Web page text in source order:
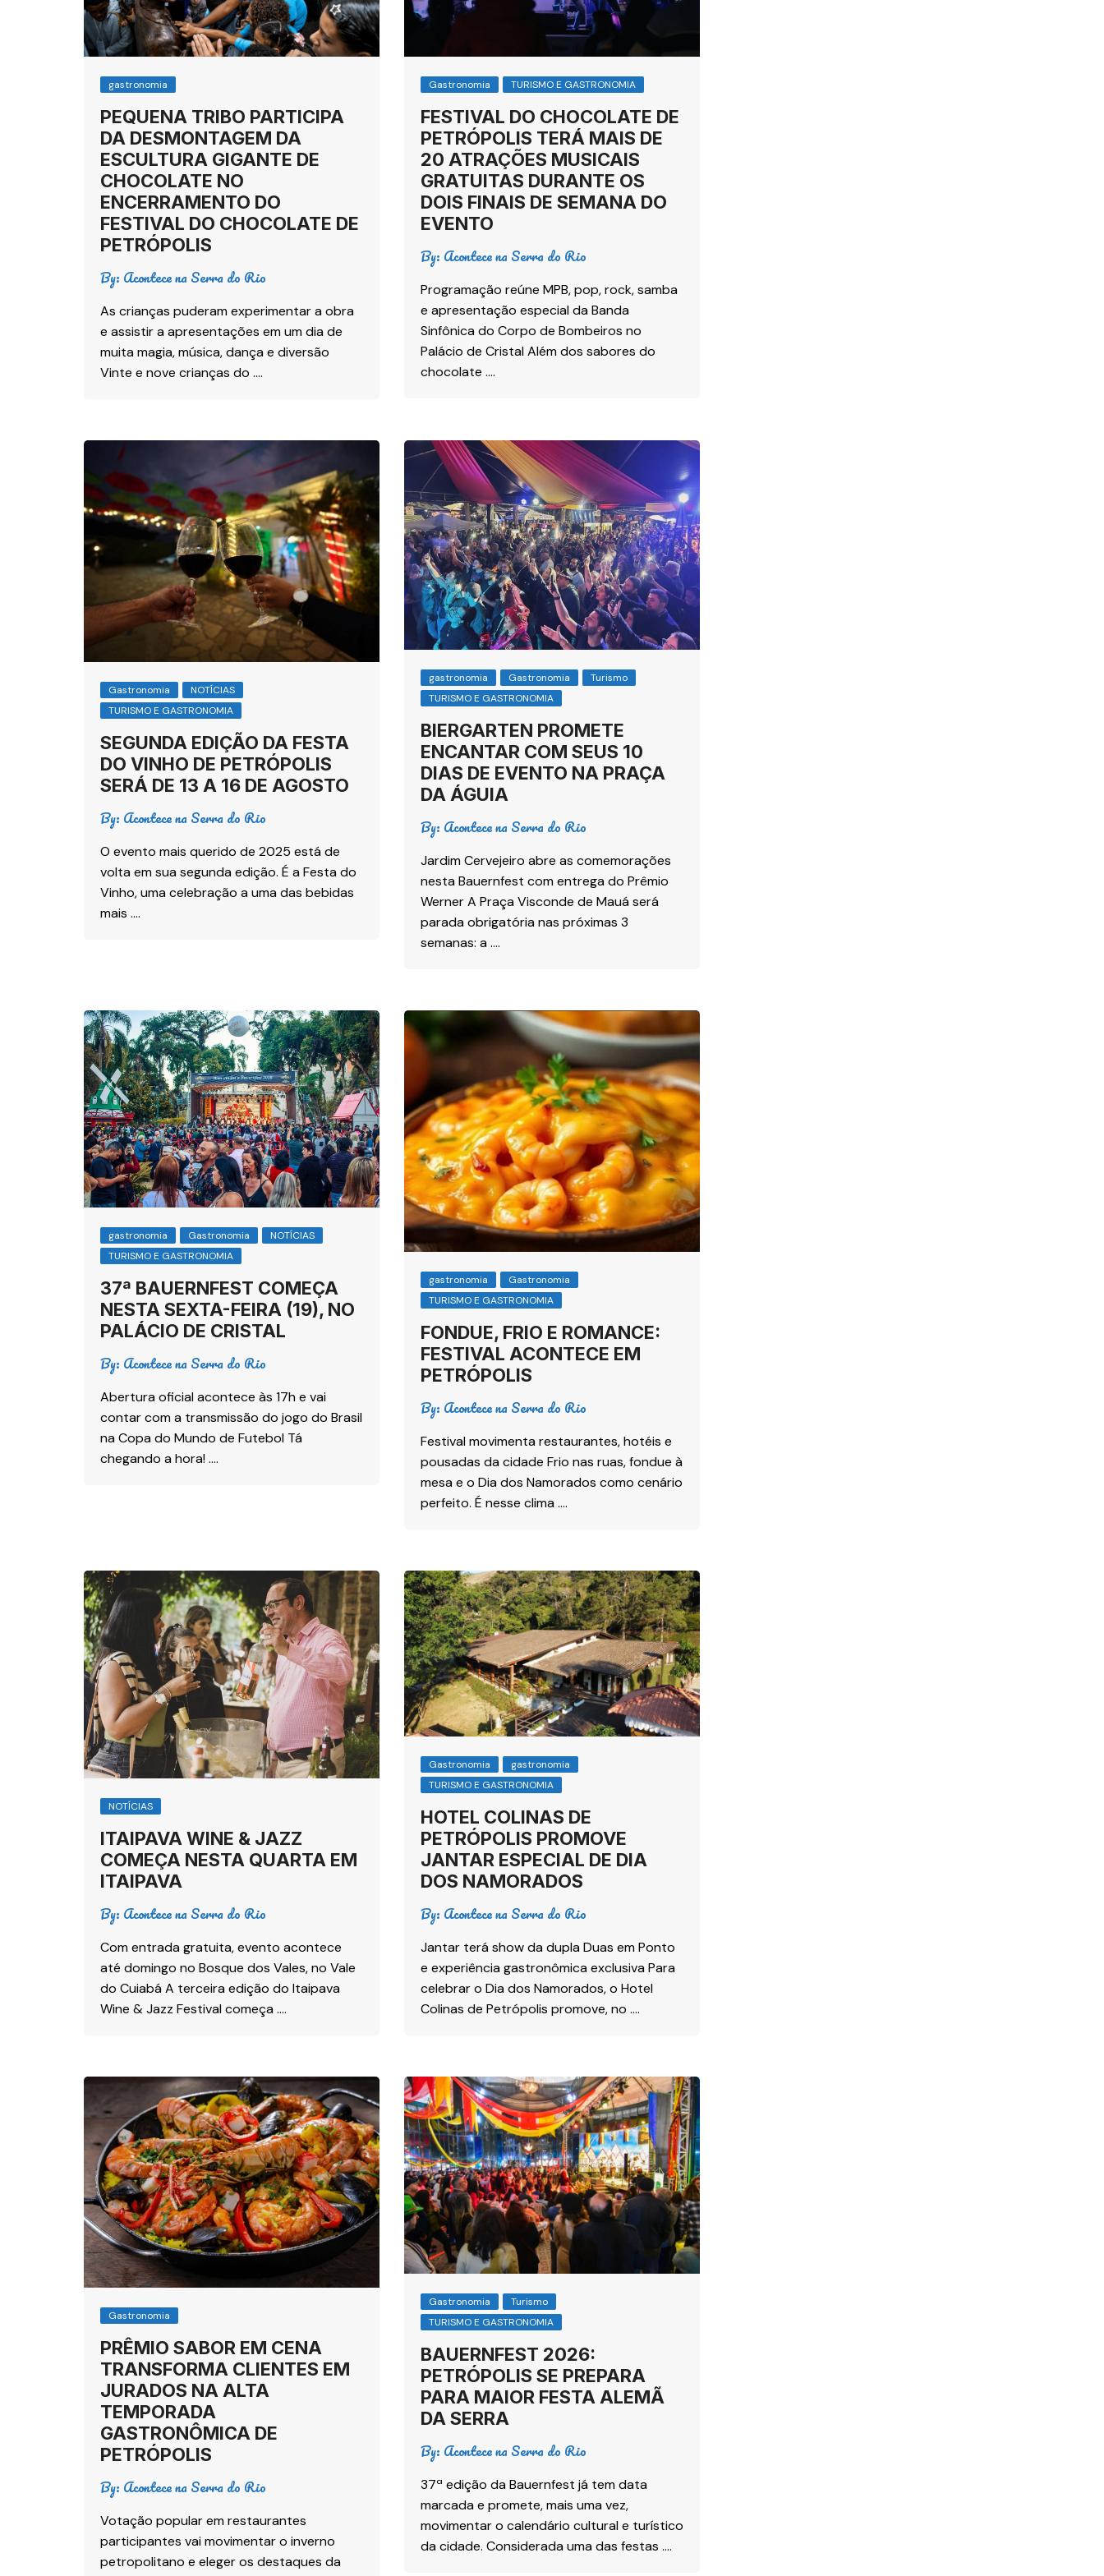
gastronomia
PEQUENA TRIBO PARTICIPA
DA DESMONTAGEM DA
ESCULTURA GIGANTE DE
CHOCOLATE NO
ENCERRAMENTO DO
FESTIVAL DO CHOCOLATE DE
PETRÓPOLIS
By: Acontece na Serra do Rio
As crianças puderam experimentar a obra
e assistir a apresentações em um dia de
muita magia, música, dança e diversão
Vinte e nove crianças do ….
Gastronomia TURISMO E GASTRONOMIA
FESTIVAL DO CHOCOLATE DE
PETRÓPOLIS TERÁ MAIS DE
20 ATRAÇÕES MUSICAIS
GRATUITAS DURANTE OS
DOIS FINAIS DE SEMANA DO
EVENTO
By: Acontece na Serra do Rio
Programação reúne MPB, pop, rock, samba
e apresentação especial da Banda
Sinfônica do Corpo de Bombeiros no
Palácio de Cristal Além dos sabores do
chocolate ….
Gastronomia
NOTÍCIAS
TURISMO E GASTRONOMIA
SEGUNDA EDIÇÃO DA FESTA
DO VINHO DE PETRÓPOLIS
SERÁ DE 13 A 16 DE AGOSTO
By: Acontece na Serra do Rio
O evento mais querido de 2025 está de
volta em sua segunda edição. É a Festa do
Vinho, uma celebração a uma das bebidas
mais ….
gastronomia Gastronomia
Turismo
TURISMO E GASTRONOMIA
BIERGARTEN PROMETE
ENCANTAR COM SEUS 10
DIAS DE EVENTO NA PRAÇA
DA ÁGUIA
By: Acontece na Serra do Rio
Jardim Cervejeiro abre as comemorações
nesta Bauernfest com entrega do Prêmio
Werner A Praça Visconde de Mauá será
parada obrigatória nas próximas 3
semanas: a ….
gastronomia Gastronomia
NOTÍCIAS
TURISMO E GASTRONOMIA
37ª BAUERNFEST COMEÇA
NESTA SEXTA-FEIRA (19), NO
PALÁCIO DE CRISTAL
By: Acontece na Serra do Rio
Abertura oficial acontece às 17h e vai
contar com a transmissão do jogo do Brasil
na Copa do Mundo de Futebol Tá
chegando a hora! ….
gastronomia
Gastronomia
TURISMO E GASTRONOMIA
FONDUE, FRIO E ROMANCE:
FESTIVAL ACONTECE EM
PETRÓPOLIS
By: Acontece na Serra do Rio
Festival movimenta restaurantes, hotéis e
pousadas da cidade Frio nas ruas, fondue à
mesa e o Dia dos Namorados como cenário
perfeito. É nesse clima ….
NOTÍCIAS
ITAIPAVA WINE & JAZZ
COMEÇA NESTA QUARTA EM
ITAIPAVA
By: Acontece na Serra do Rio
Com entrada gratuita, evento acontece
até domingo no Bosque dos Vales, no Vale
do Cuiabá A terceira edição do Itaipava
Wine & Jazz Festival começa ….
Gastronomia
gastronomia
TURISMO E GASTRONOMIA
HOTEL COLINAS DE
PETRÓPOLIS PROMOVE
JANTAR ESPECIAL DE DIA
DOS NAMORADOS
By: Acontece na Serra do Rio
Jantar terá show da dupla Duas em Ponto
e experiência gastronômica exclusiva Para
celebrar o Dia dos Namorados, o Hotel
Colinas de Petrópolis promove, no ….
Gastronomia
PRÊMIO SABOR EM CENA
TRANSFORMA CLIENTES EM
JURADOS NA ALTA
TEMPORADA
GASTRONÔMICA DE
PETRÓPOLIS
By: Acontece na Serra do Rio
Votação popular em restaurantes
participantes vai movimentar o inverno
petropolitano e eleger os destaques da
Gastronomia
Turismo
TURISMO E GASTRONOMIA
BAUERNFEST 2026:
PETRÓPOLIS SE PREPARA
PARA MAIOR FESTA ALEMÃ
DA SERRA
By: Acontece na Serra do Rio
37ª edição da Bauernfest já tem data
marcada e promete, mais uma vez,
movimentar o calendário cultural e turístico
da cidade. Considerada uma das festas ….